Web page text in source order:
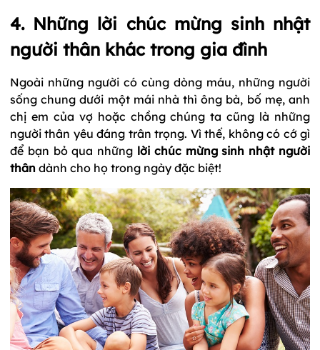
4. Những lời chúc mừng sinh nhật
người thân khác trong gia đình
Ngoài những người có cùng dòng máu, những người
sống chung dưới một mái nhà thì ông bà, bố mẹ, anh
chị em của vợ hoặc chồng chúng ta cũng là những
người thân yêu đáng trân trọng. Vì thế, không có cớ gì
để bạn bỏ qua những lời chúc mừng sinh nhật người
thân dành cho họ trong ngày đặc biệt!